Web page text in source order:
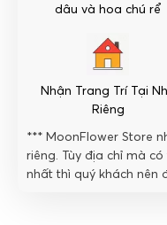
số
dâu và hoa chú rể
Nhận Trang Trí Tại
Riêng
*** MoonFlower Store
riêng. Tùy địa chỉ mà
nhất thì quý khách nên